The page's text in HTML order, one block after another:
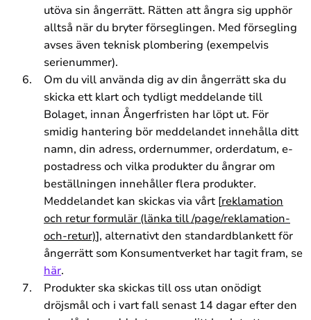
utöva sin ångerrätt. Rätten att ångra sig upphör
alltså när du bryter förseglingen. Med försegling
avses även teknisk plombering (exempelvis
serienummer).
Om du vill använda dig av din ångerrätt ska du
skicka ett klart och tydligt meddelande till
Bolaget, innan Ångerfristen har löpt ut. För
smidig hantering bör meddelandet innehålla ditt
namn, din adress, ordernummer, orderdatum, e-
postadress och vilka produkter du ångrar om
beställningen innehåller flera produkter.
Meddelandet kan skickas via vårt [reklamation
och retur formulär (länka till /page/reklamation-
och-retur)], alternativt den standardblankett för
ångerrätt som Konsumentverket har tagit fram, se
här.
Produkter ska skickas till oss utan onödigt
dröjsmål och i vart fall senast 14 dagar efter den